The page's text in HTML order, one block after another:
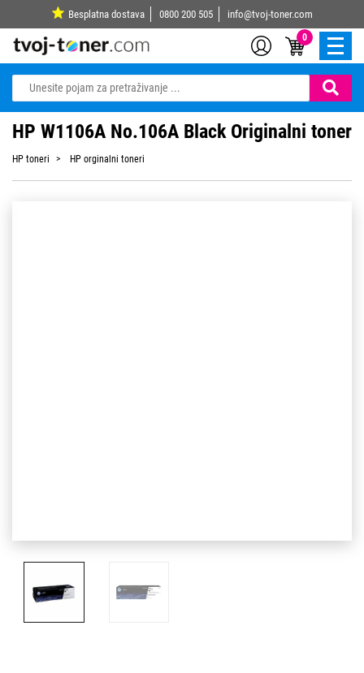
Besplatna dostava 0800 200 505 info@tvoj-toner.com
0
HP W1106A No.106A Black Originalni toner
HP toneri HP orginalni toneri